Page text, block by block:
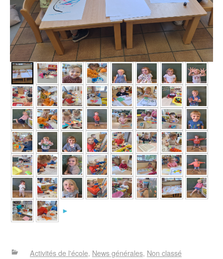
►
Activités de l'école News générales Non classé